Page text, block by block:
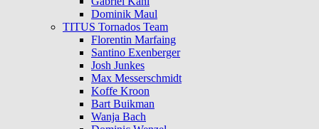
Dominik Maul
TITUS Tornados Team
Florentin Marfaing
Santino Exenberger
Josh Junkes
Max Messerschmidt
Koffe Kroon
Bart Buikman
Wanja Bach